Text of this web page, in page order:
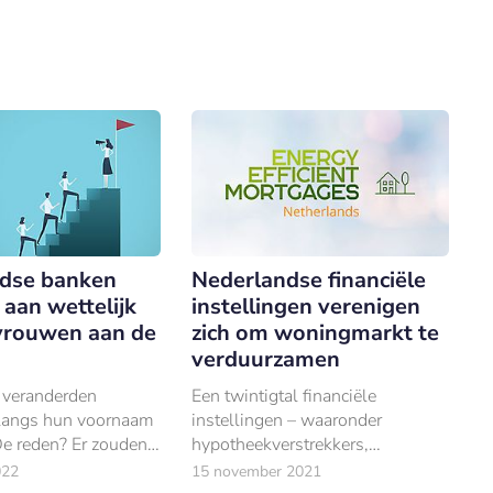
banken
aan wettelijk
aan de
hun voornaam
reden? Er zouden
CEO’s (van
Nederlandse financiële
instellingen verenigen
zich om woningmarkt te
verduurzamen
Een twintigtal financiële
instellingen – waaronder
hypotheekverstrekkers,
investeerders, dienstverlenende
15 november 2021